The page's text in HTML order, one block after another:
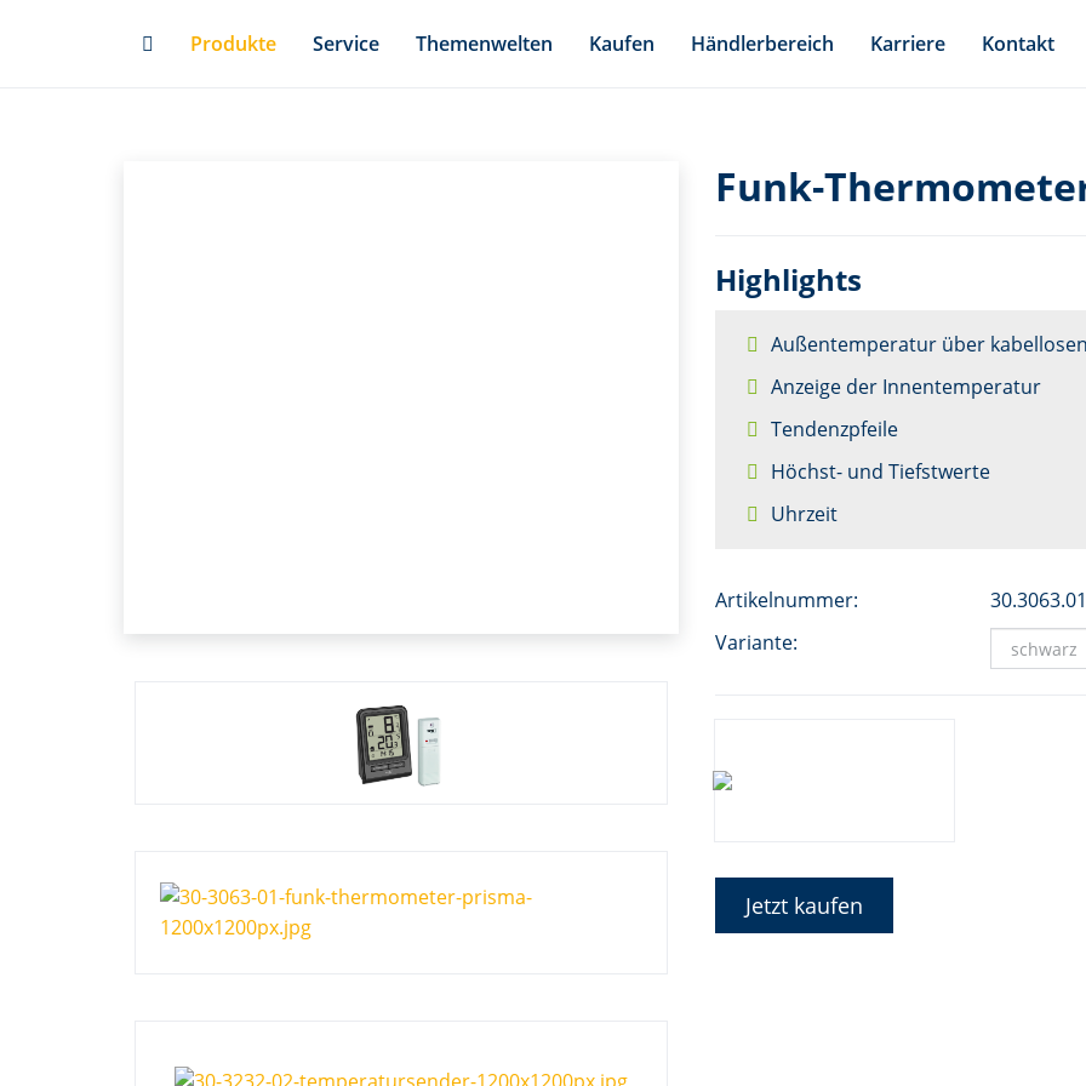
Produkte Service Themenwelten Kaufen Händlerbereich Karriere Kontakt
Funk-
Highlights
Außentemperatur über
Anzeige der Innentemperatur
Tendenzpfeile
Höchst- und Tiefstwerte
Uhrzeit
Artikelnummer:
30.3063.01
Variante:
Jetzt kaufen